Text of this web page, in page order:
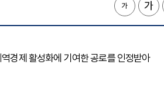
경제 활성화에 기여한 공로를 인정받아